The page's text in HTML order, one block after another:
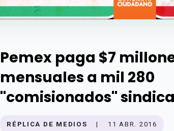
Pemex paga $7
mensuales a mil 280
''comisionados''
RÉPLICA DE MEDIOS | 11 ABR. 2016